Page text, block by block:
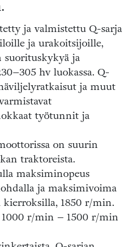
ja valmistettu Q-sarja
ja urakoitsijoille,
suorituskykyä ja
hv luokassa. Q-
ja muut
työtunnit ja
on suurin
traktoreista.
maksiminopeus
ja maksimivoima
kierroksilla, 1850 r/min.
r/min – 1500 r/min